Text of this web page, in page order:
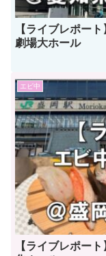
【ライブレポー
劇場大ホール
エビ中
【ライブレポー